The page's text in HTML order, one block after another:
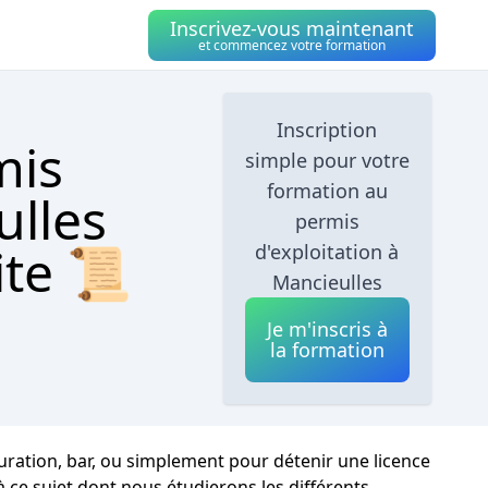
Inscrivez-vous maintenant
et commencez votre formation
📜
Inscription
simple pour votre
formation au
permis
d'exploitation à
Mancieulles
Je m'inscris à
la formation
bar, ou simplement pour détenir une licence